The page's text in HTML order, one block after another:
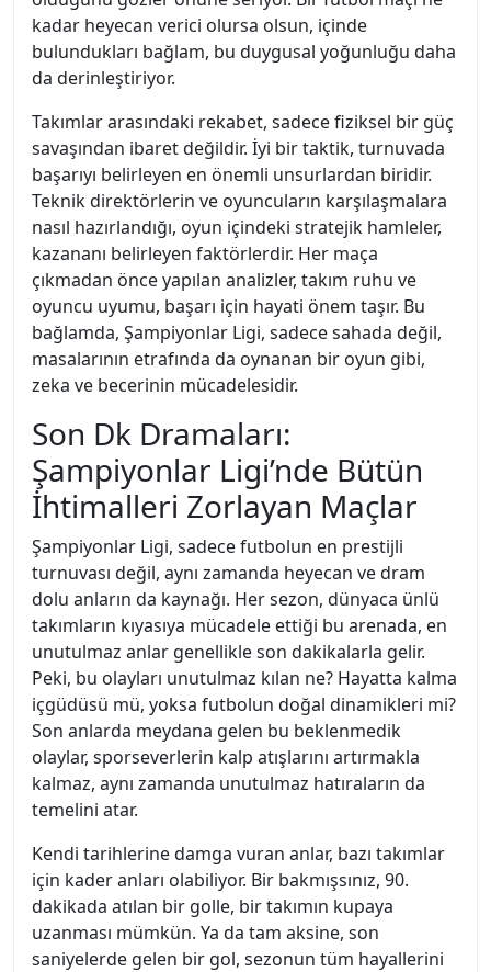
kadar heyecan verici olursa olsun, içinde
bulundukları bağlam, bu duygusal yoğunluğu daha
da derinleştiriyor.
Takımlar arasındaki rekabet, sadece fiziksel bir güç
savaşından ibaret değildir. İyi bir taktik, turnuvada
başarıyı belirleyen en önemli unsurlardan biridir.
Teknik direktörlerin ve oyuncuların karşılaşmalara
nasıl hazırlandığı, oyun içindeki stratejik hamleler,
kazananı belirleyen faktörlerdir. Her maça
çıkmadan önce yapılan analizler, takım ruhu ve
oyuncu uyumu, başarı için hayati önem taşır. Bu
bağlamda, Şampiyonlar Ligi, sadece sahada değil,
masalarının etrafında da oynanan bir oyun gibi,
zeka ve becerinin mücadelesidir.
Son Dk Dramaları:
Şampiyonlar Ligi’nde Bütün
İhtimalleri Zorlayan Maçlar
Şampiyonlar Ligi, sadece futbolun en prestijli
turnuvası değil, aynı zamanda heyecan ve dram
dolu anların da kaynağı. Her sezon, dünyaca ünlü
takımların kıyasıya mücadele ettiği bu arenada, en
unutulmaz anlar genellikle son dakikalarla gelir.
Peki, bu olayları unutulmaz kılan ne? Hayatta kalma
içgüdüsü mü, yoksa futbolun doğal dinamikleri mi?
Son anlarda meydana gelen bu beklenmedik
olaylar, sporseverlerin kalp atışlarını artırmakla
kalmaz, aynı zamanda unutulmaz hatıraların da
temelini atar.
Kendi tarihlerine damga vuran anlar, bazı takımlar
için kader anları olabiliyor. Bir bakmışsınız, 90.
dakikada atılan bir golle, bir takımın kupaya
uzanması mümkün. Ya da tam aksine, son
saniyelerde gelen bir gol, sezonun tüm hayallerini